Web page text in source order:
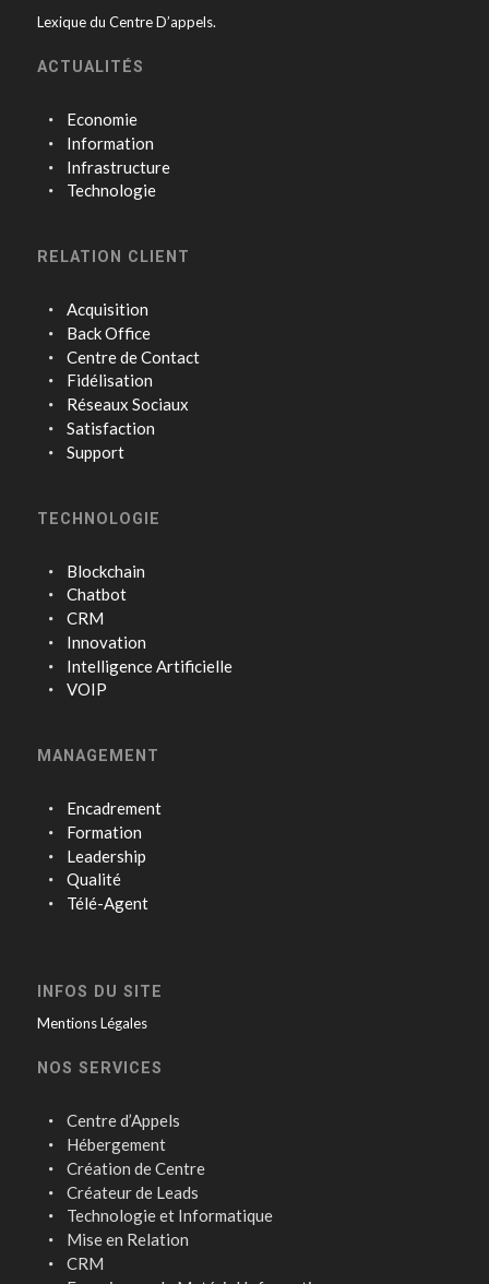
Lexique du Centre D’appels.
ACTUALITÉS
Economie
Information
Infrastructure
Technologie
RELATION CLIENT
Acquisition
Back Office
Centre de Contact
Fidélisation
Réseaux Sociaux
Satisfaction
Support
TECHNOLOGIE
Blockchain
Chatbot
CRM
Innovation
Intelligence Artificielle
VOIP
MANAGEMENT
Encadrement
Formation
Leadership
Qualité
Télé-Agent
INFOS DU SITE
Mentions Légales
NOS SERVICES
Centre d’Appels
Hébergement
Création de Centre
Créateur de Leads
Technologie et Informatique
Mise en Relation
CRM